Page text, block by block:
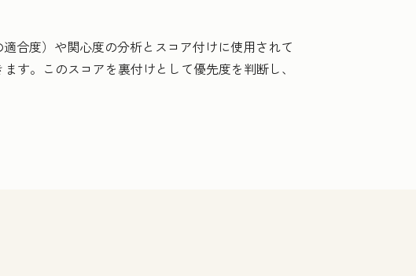
合度）や関心度の分析とスコア付けに使用されて
す。このスコアを裏付けとして優先度を判断し、